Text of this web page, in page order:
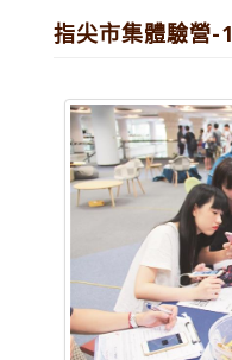
指尖市集體驗營-1